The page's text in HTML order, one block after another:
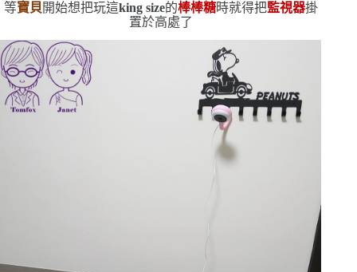
等寶貝 開始想把玩這king size的棒棒糖時就得把監視器掛
置於高處了